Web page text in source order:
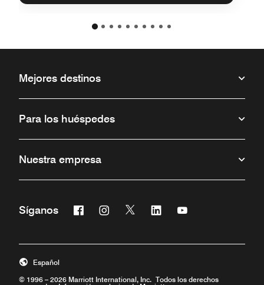
Mejores destinos
Para los huéspedes
Nuestra empresa
Síganos Facebook
Abre una ventana nueva
Instagram
Abre una ventana nueva
Twitter
Abre una ventana nueva
Linkedin
Abre una ventana nueva
Abre una ventana
© 1996 – 2026 Marriott International, Inc. Todos los derechos
Español